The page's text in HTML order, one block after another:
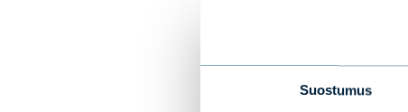
Suostumus
oli